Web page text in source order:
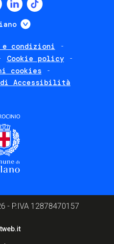
Mostra ulteriori
e condizioni
Cookie policy
cookies
di Accessibilità
- P.IVA 12878470157